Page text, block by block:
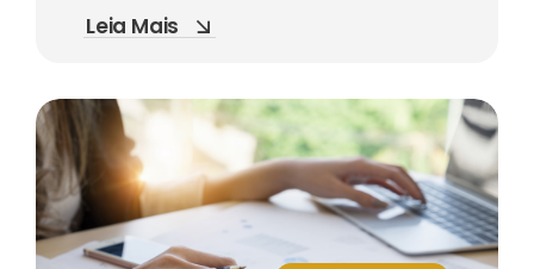
Leia Mais